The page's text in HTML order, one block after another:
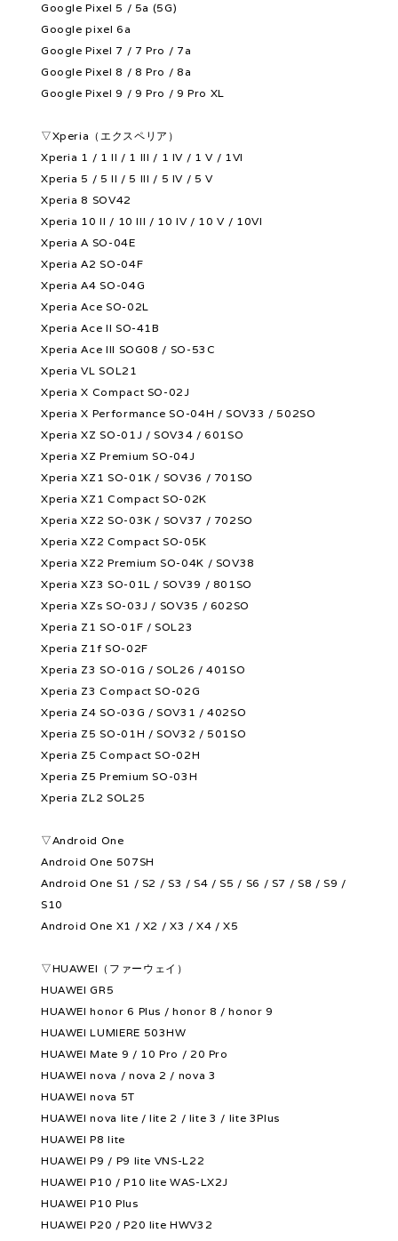
Google Pixel 5 / 5a (5G)
Google pixel 6a
Google Pixel 7 / 7 Pro / 7a
Google Pixel 8 / 8 Pro / 8a
Google Pixel 9 / 9 Pro / 9 Pro XL
▽Xperia（エクスペリア）
Xperia 1 / 1 II / 1 III / 1 IV / 1 V / 1VI
Xperia 5 / 5 II / 5 III / 5 IV / 5 V
Xperia 8 SOV42
Xperia 10 II / 10 III / 10 IV / 10 V / 10VI
Xperia A SO-04E
Xperia A2 SO-04F
Xperia A4 SO-04G
Xperia Ace SO-02L
Xperia Ace II SO-41B
Xperia Ace III SOG08 / SO-53C
Xperia VL SOL21
Xperia X Compact SO-02J
Xperia X Performance SO-04H / SOV33 / 502SO
Xperia XZ SO-01J / SOV34 / 601SO
Xperia XZ Premium SO-04J
Xperia XZ1 SO-01K / SOV36 / 701SO
Xperia XZ1 Compact SO-02K
Xperia XZ2 SO-03K / SOV37 / 702SO
Xperia XZ2 Compact SO-05K
Xperia XZ2 Premium SO-04K / SOV38
Xperia XZ3 SO-01L / SOV39 / 801SO
Xperia XZs SO-03J / SOV35 / 602SO
Xperia Z1 SO-01F / SOL23
Xperia Z1f SO-02F
Xperia Z3 SO-01G / SOL26 / 401SO
Xperia Z3 Compact SO-02G
Xperia Z4 SO-03G / SOV31 / 402SO
Xperia Z5 SO-01H / SOV32 / 501SO
Xperia Z5 Compact SO-02H
Xperia Z5 Premium SO-03H
Xperia ZL2 SOL25
▽Android One
Android One 507SH
Android One S1 / S2 / S3 / S4 / S5 / S6 / S7 / S8 / S9 /
S10
Android One X1 / X2 / X3 / X4 / X5
▽HUAWEI（ファーウェイ）
HUAWEI GR5
HUAWEI honor 6 Plus / honor 8 / honor 9
HUAWEI LUMIERE 503HW
HUAWEI Mate 9 / 10 Pro / 20 Pro
HUAWEI nova / nova 2 / nova 3
HUAWEI nova 5T
HUAWEI nova lite / lite 2 / lite 3 / lite 3Plus
HUAWEI P8 lite
HUAWEI P9 / P9 lite VNS-L22
HUAWEI P10 / P10 lite WAS-LX2J
HUAWEI P10 Plus
HUAWEI P20 / P20 lite HWV32